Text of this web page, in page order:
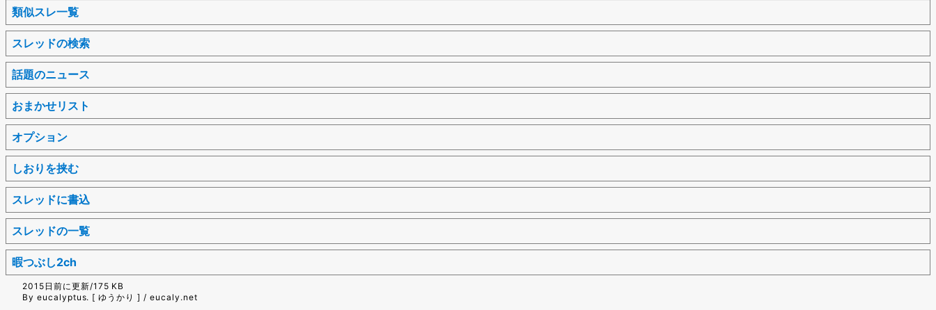
類似スレ一覧
スレッドの検索
話題のニュース
おまかせリスト
オプション
しおりを挟む
スレッドに書込
スレッドの一覧
暇つぶし2ch
2015日前に更新/175 KB
By eucalyptus. [ ゆうかり ] / eucaly.net